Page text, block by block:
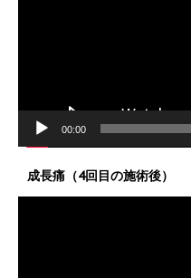
00:00
成長痛（4回目の施術後）